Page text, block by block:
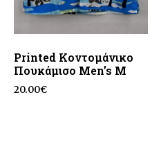
Printed Κοντομάνικο
Πουκάμισο Men’s M
20.00€